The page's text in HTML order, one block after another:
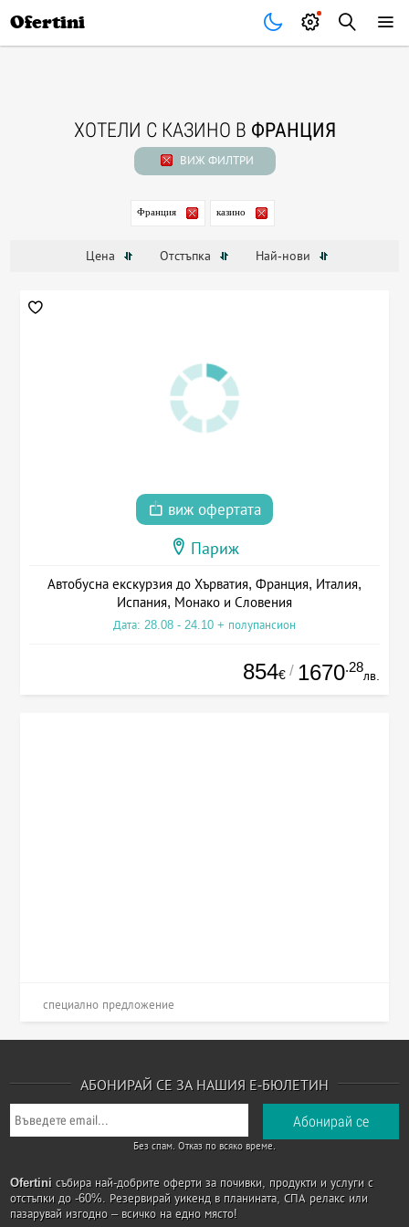
Ofertini
ХОТЕЛИ С КАЗИНО В ФРАНЦИЯ
ВИЖ ФИЛТРИ
Франция казино
Цена Отстъпка Най-нови
виж офертата
Париж
Автобусна екскурзия до Хърватия, Франция, Италия,
Испания, Монако и Словения
Дата: 28.08 - 24.10 + полупансион
854€ / 1670.28
лв.
специално предложение
АБОНИРАЙ СЕ ЗА НАШИЯ Е-БЮЛЕТИН
Без спам. Отказ по всяко време.
Ofertini събира най-добрите оферти за почивки, продукти и услуги с
отстъпки до -60%. Резервирай уикенд в планината, СПА релакс или
пазарувай изгодно – всичко на едно място!